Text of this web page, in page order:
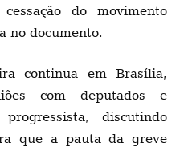
do movimento
no documento.
continua em Brasília,
com deputados e
discutindo
que a pauta da greve